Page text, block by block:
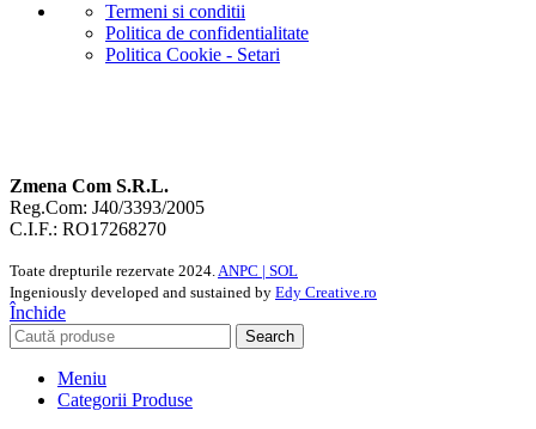
Termeni si conditii
Politica de confidentialitate
Politica Cookie - Setari
Zmena Com S.R.L.
Reg.Com: J40/3393/2005
C.I.F.: RO17268270
Toate drepturile rezervate 2024.ANPC | SOL
Ingeniously developed and sustained by Edy Creative.ro
Închide
Search
Meniu
Categorii Produse